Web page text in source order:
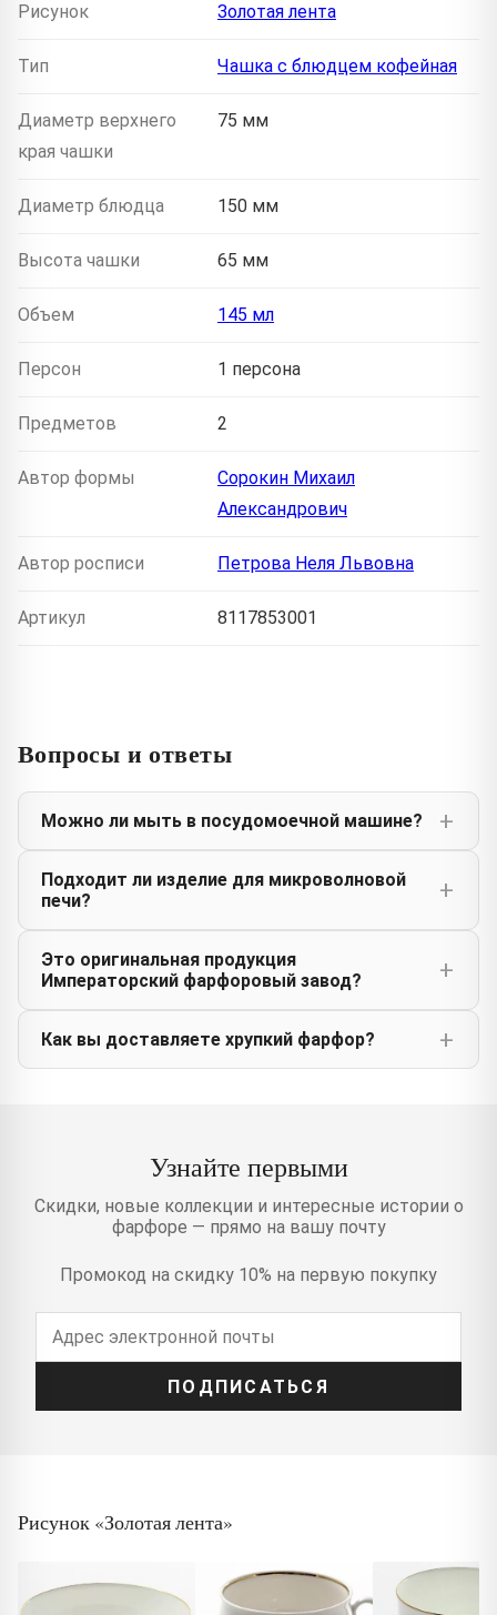
Рисунок Золотая лента
Тип Чашка с блюдцем кофейная
Диаметр верхнего
края чашки
75 мм
Диаметр блюдца 150 мм
Высота чашки 65 мм
Объем 145 мл
Персон 1 персона
Предметов 2
Автор формы
Сорокин Михаил
Александрович
Автор росписи Петрова Неля Львовна
Артикул 8117853001
Вопросы и ответы
Можно ли мыть в посудомоечной машине?
Подходит ли изделие для микроволновой
печи?
Это оригинальная продукция
Императорский фарфоровый завод?
Как вы доставляете хрупкий фарфор?
Узнайте первыми
Скидки, новые коллекции и интересные истории о
фарфоре — прямо на вашу почту
Промокод на скидку 10% на первую покупку
ПОДПИСАТЬСЯ
Рисунок «Золотая лента»